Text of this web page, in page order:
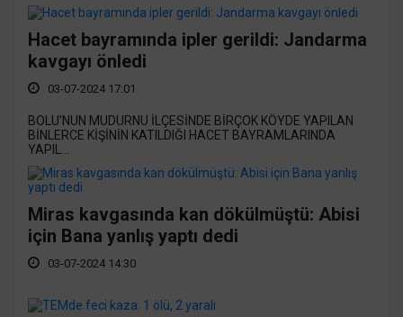
Hacet bayramında ipler gerildi: Jandarma
kavgayı önledi
03-07-2024 17:01
BOLU’NUN MUDURNU İLÇESİNDE BİRÇOK KÖYDE YAPILAN
BİNLERCE KİŞİNİN KATILDIĞI HACET BAYRAMLARINDA
YAPIL...
Miras kavgasında kan dökülmüştü: Abisi
için Bana yanlış yaptı dedi
03-07-2024 14:30